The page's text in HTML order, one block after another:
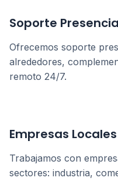
Soporte
Ofrecemos soporte
alrededores,
remoto 24/7.
Empresas Locales
Trabajamos con
sectores: industria,